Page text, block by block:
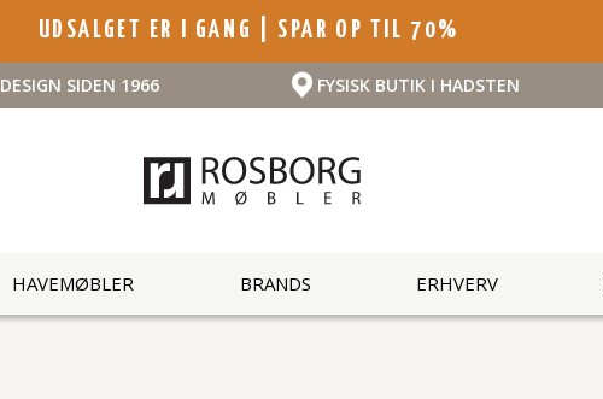
UDSALGET ER I GANG | SPAR OP TIL 70%
DESIGN SIDEN 1966 FYSISK BUTIK I HADSTEN
HAVEMØBLER BRANDS ERHVERV